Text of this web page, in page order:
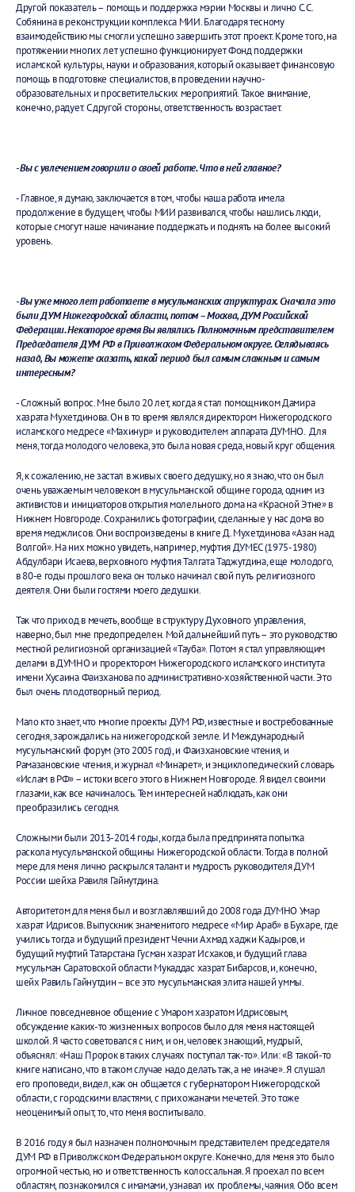
Другой показатель – помощь и поддержка мэрии Москвы и лично С.С.
Собянина в реконструкции комплекса МИИ. Благодаря тесному
взаимодействию мы смогли успешно завершить этот проект. Кроме того, на
протяжении многих лет успешно функционирует Фонд поддержки
исламской культуры, науки и образования, который оказывает финансовую
помощь в подготовке специалистов, в проведении научно-
образовательных и просветительских мероприятий. Такое внимание,
конечно, радует. С другой стороны, ответственность возрастает.
- Вы с увлечением говорили о своей работе. Что в ней главное?
- Главное, я думаю, заключается в том, чтобы наша работа имела
продолжение в будущем, чтобы МИИ развивался, чтобы нашлись люди,
которые смогут наше начинание поддержать и поднять на более высокий
уровень.
- Вы уже много лет работаете в мусульманских структурах. Сначала это
были ДУМ Нижегородской области, потом – Москва, ДУМ Российской
Федерации. Некоторое время Вы являлись Полномочным представителем
Председателя ДУМ РФ в Приволжском Федеральном округе. Оглядываясь
назад, Вы можете сказать, какой период был самым сложным и самым
интересным?
- Сложный вопрос. Мне было 20 лет, когда я стал помощником Дамира
хазрата Мухетдинова. Он в то время являлся директором Нижегородского
исламского медресе «Махинур» и руководителем аппарата ДУМНО. Для
меня, тогда молодого человека, это была новая среда, новый круг общения.
Я, к сожалению, не застал в живых своего дедушку, но я знаю, что он был
очень уважаемым человеком в мусульманской общине города, одним из
активистов и инициаторов открытия молельного дома на «Красной Этне» в
Нижнем Новгороде. Сохранились фотографии, сделанные у нас дома во
время меджлисов. Они воспроизведены в книге Д. Мухетдинова «Азан над
Волгой». На них можно увидеть, например, муфтия ДУМЕС (1975-1980)
Абдулбари Исаева, верховного муфтия Талгата Таджутдина, еще молодого,
в 80-е годы прошлого века он только начинал свой путь религиозного
деятеля. Они были гостями моего дедушки.
Так что приход в мечеть, вообще в структуру Духовного управления,
наверно, был мне предопределен. Мой дальнейший путь – это руководство
местной религиозной организацией «Тауба». Потом я стал управляющим
делами в ДУМНО и проректором Нижегородского исламского института
имени Хусаина Фаизханова по административно-хозяйственной части. Это
был очень плодотворный период.
Мало кто знает, что многие проекты ДУМ РФ, известные и востребованные
сегодня, зарождались на нижегородской земле. И Международный
мусульманский форум (это 2005 год), и Фаизхановские чтения, и
Рамазановские чтения, и журнал «Минарет», и энциклопедический словарь
«Ислам в РФ» – истоки всего этого в Нижнем Новгороде. Я видел своими
глазами, как все начиналось. Тем интересней наблюдать, как они
преобразились сегодня.
Сложными были 2013-2014 годы, когда была предпринята попытка
раскола мусульманской общины Нижегородской области. Тогда в полной
мере для меня лично раскрылся талант и мудрость руководителя ДУМ
России шейха Равиля Гайнутдина.
Авторитетом для меня был и возглавлявший до 2008 года ДУМНО Умар
хазрат Идрисов. Выпускник знаменитого медресе «Мир Араб» в Бухаре, где
учились тогда и будущий президент Чечни Ахмад хаджи Кадыров, и
будущий муфтий Татарстана Гусман хазрат Исхаков, и будущий глава
мусульман Саратовской области Мукаддас хазрат Бибарсов, и, конечно,
шейх Равиль Гайнутдин – все это мусульманская элита нашей уммы.
Личное повседневное общение с Умаром хазратом Идрисовым,
обсуждение каких-то жизненных вопросов было для меня настоящей
школой. Я часто советовался с ним, и он, человек знающий, мудрый,
объяснял: «Наш Пророк в таких случаях поступал так-то». Или: «В такой-то
книге написано, что в таком случае надо делать так, а не иначе». Я слушал
его проповеди, видел, как он общается с губернатором Нижегородской
области, с городскими властями, с прихожанами мечетей. Это тоже
неоценимый опыт, то, что меня воспитывало.
В 2016 году я был назначен полномочным представителем председателя
ДУМ РФ в Приволжском Федеральном округе. Конечно, для меня это было
огромной честью, но и ответственность колоссальная. Я проехал по всем
областям, познакомился с имамами, узнавал их проблемы, чаяния. Обо всем